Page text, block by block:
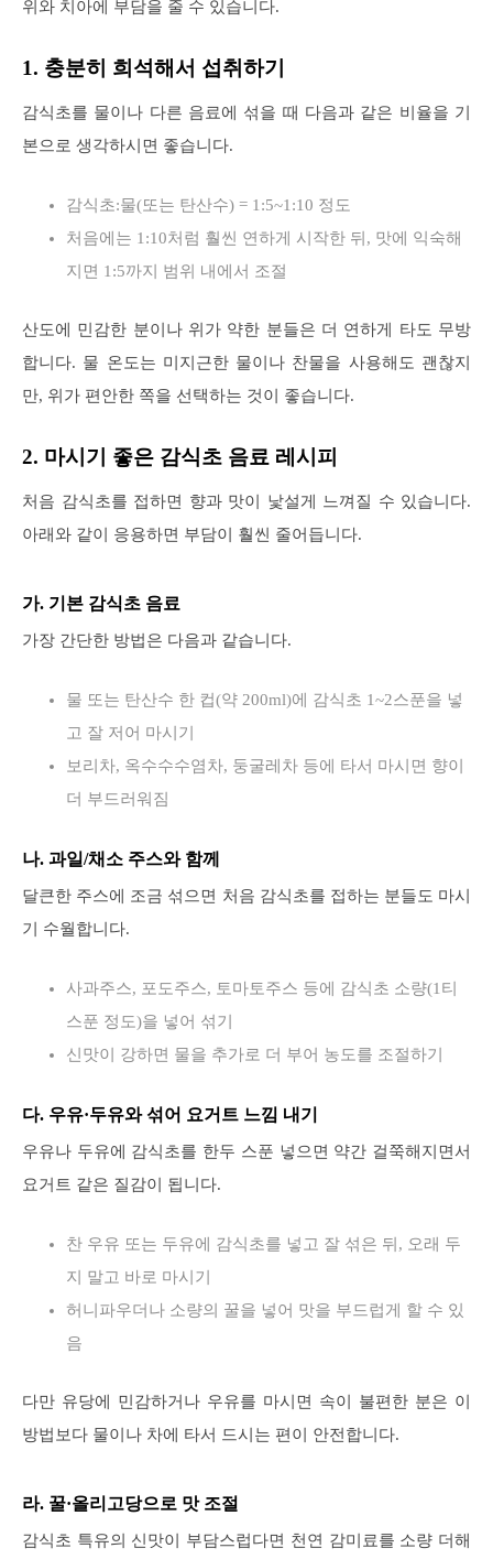
위와 치아에 부담을 줄 수 있습니다.
1. 충분히 희석해서 섭취하기
감식초를 물이나 다른 음료에 섞을 때 다음과 같은 비율을 기
본으로 생각하시면 좋습니다.
감식초:물(또는 탄산수) = 1:5~1:10 정도
처음에는 1:10처럼 훨씬 연하게 시작한 뒤, 맛에 익숙해
지면 1:5까지 범위 내에서 조절
산도에 민감한 분이나 위가 약한 분들은 더 연하게 타도 무방
합니다. 물 온도는 미지근한 물이나 찬물을 사용해도 괜찮지
만, 위가 편안한 쪽을 선택하는 것이 좋습니다.
2. 마시기 좋은 감식초 음료 레시피
처음 감식초를 접하면 향과 맛이 낯설게 느껴질 수 있습니다.
아래와 같이 응용하면 부담이 훨씬 줄어듭니다.
가. 기본 감식초 음료
가장 간단한 방법은 다음과 같습니다.
물 또는 탄산수 한 컵(약 200ml)에 감식초 1~2스푼을 넣
고 잘 저어 마시기
보리차, 옥수수수염차, 둥굴레차 등에 타서 마시면 향이
더 부드러워짐
나. 과일/채소 주스와 함께
달큰한 주스에 조금 섞으면 처음 감식초를 접하는 분들도 마시
기 수월합니다.
사과주스, 포도주스, 토마토주스 등에 감식초 소량(1티
스푼 정도)을 넣어 섞기
신맛이 강하면 물을 추가로 더 부어 농도를 조절하기
다. 우유·두유와 섞어 요거트 느낌 내기
우유나 두유에 감식초를 한두 스푼 넣으면 약간 걸쭉해지면서
요거트 같은 질감이 됩니다.
찬 우유 또는 두유에 감식초를 넣고 잘 섞은 뒤, 오래 두
지 말고 바로 마시기
허니파우더나 소량의 꿀을 넣어 맛을 부드럽게 할 수 있
음
다만 유당에 민감하거나 우유를 마시면 속이 불편한 분은 이
방법보다 물이나 차에 타서 드시는 편이 안전합니다.
라. 꿀·올리고당으로 맛 조절
감식초 특유의 신맛이 부담스럽다면 천연 감미료를 소량 더해